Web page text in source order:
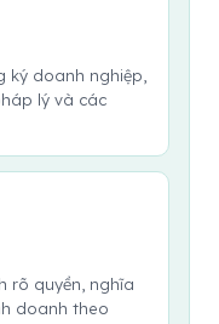
ký doanh nghiệp,
lý và các
rõ quyền, nghĩa
doanh theo